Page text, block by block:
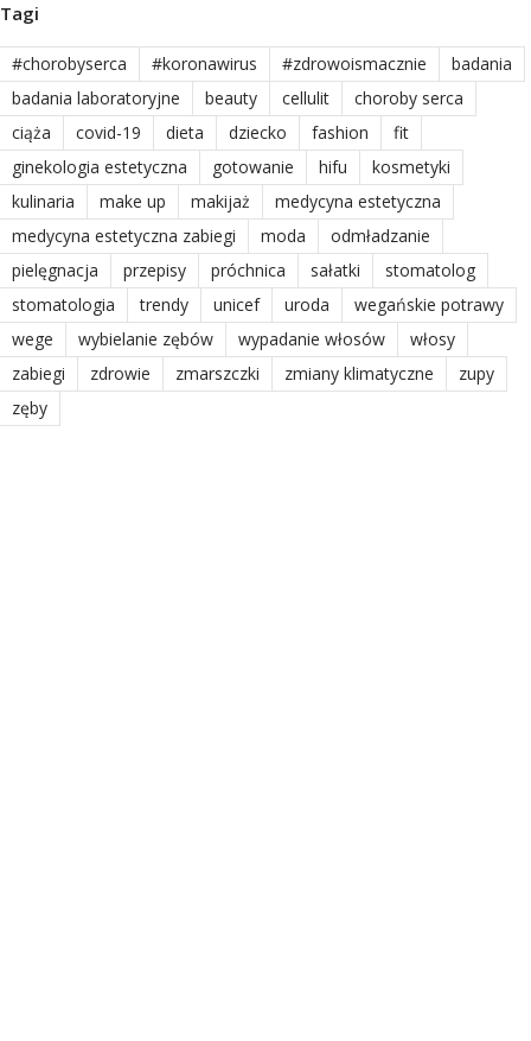
Tagi
#chorobyserca #koronawirus #zdrowoismacznie
badania
badania laboratoryjne
beauty cellulit
choroby serca
ciąża
covid-19 dieta dziecko fashion
fit
ginekologia estetyczna
gotowanie hifu
kosmetyki
kulinaria
make up makijaż
medycyna estetyczna
medycyna estetyczna zabiegi
moda
odmładzanie
pielęgnacja
przepisy próchnica sałatki
stomatolog
stomatologia
trendy unicef uroda
wegańskie potrawy
wege
wybielanie zębów wypadanie włosów
włosy
zabiegi
zdrowie zmarszczki zmiany klimatyczne
zupy
zęby